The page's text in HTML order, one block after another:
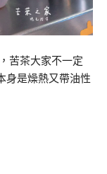
苦茶大家不一定
身是燥熱又帶油性